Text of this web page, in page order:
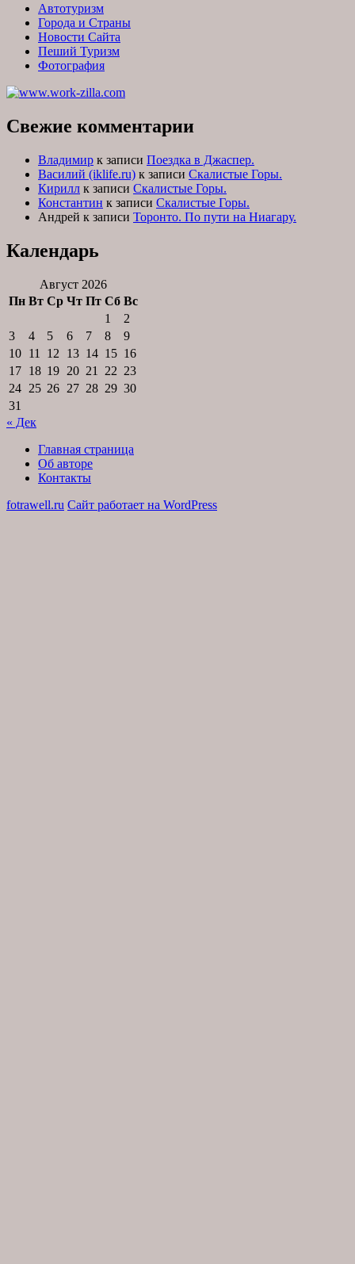
Автотуризм
Города и Страны
Новости Сайта
Пеший Туризм
Фотография
Свежие комментарии
Владимир к записи Поездка в Джаспер.
Василий (iklife.ru) к записи Скалистые Горы.
Кирилл к записи Скалистые Горы.
Константин к записи Скалистые Горы.
Андрей к записи Торонто. По пути на Ниагару.
Календарь
Август 2026
Пн Вт Ср Чт Пт Сб Вс
1
2
3
4 5 6 7 8
9
10 11 12 13 14 15 16
17 18 19 20 21 22 23
24 25 26 27 28 29 30
31
« Дек
Главная страница
Об авторе
Контакты
fotrawell.ru Сайт работает на WordPress